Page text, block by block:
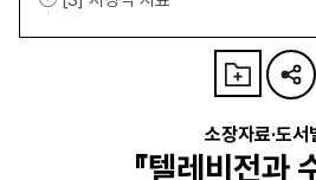
소장자료·도서
『텔레비전과